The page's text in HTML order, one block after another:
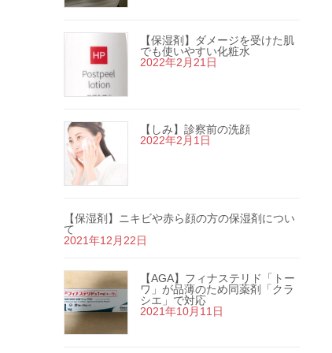
【保湿剤】ダメージを受けた肌
でも使いやすい化粧水
2022年2月21日
【しみ】診察前の洗顔
2022年2月1日
【保湿剤】ニキビや赤ら顔の方の保湿剤につい
て
2021年12月22日
【AGA】フィナステリド「トー
ワ」が品薄のため同薬剤「クラ
シエ」で対応
2021年10月11日